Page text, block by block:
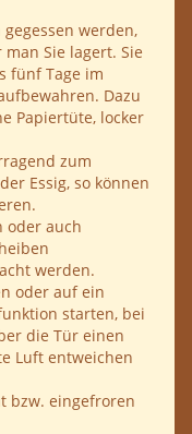
werden,
Sie lagert. Sie
fünf Tage im
Dazu
Papiertüte, locker
zum
Essig, so können
oder auch
werden.
oder auf ein
starten, bei
die Tür einen
Luft entweichen
bzw. eingefroren